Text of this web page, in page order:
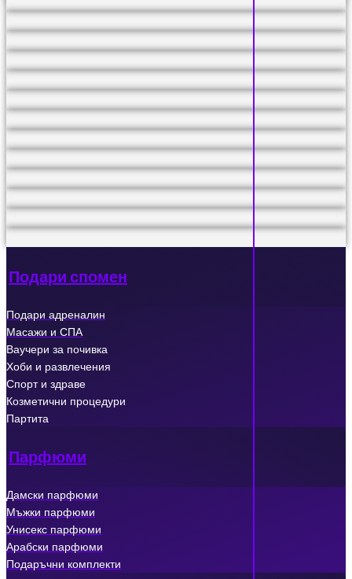
Подари спомен
Подари адреналин
Масажи и СПА
Ваучери за почивка
Хоби и развлечения
Спорт и здраве
Козметични процедури
Партита
Парфюми
Дамски парфюми
Мъжки парфюми
Унисекс парфюми
Арабски парфюми
Подаръчни комплекти